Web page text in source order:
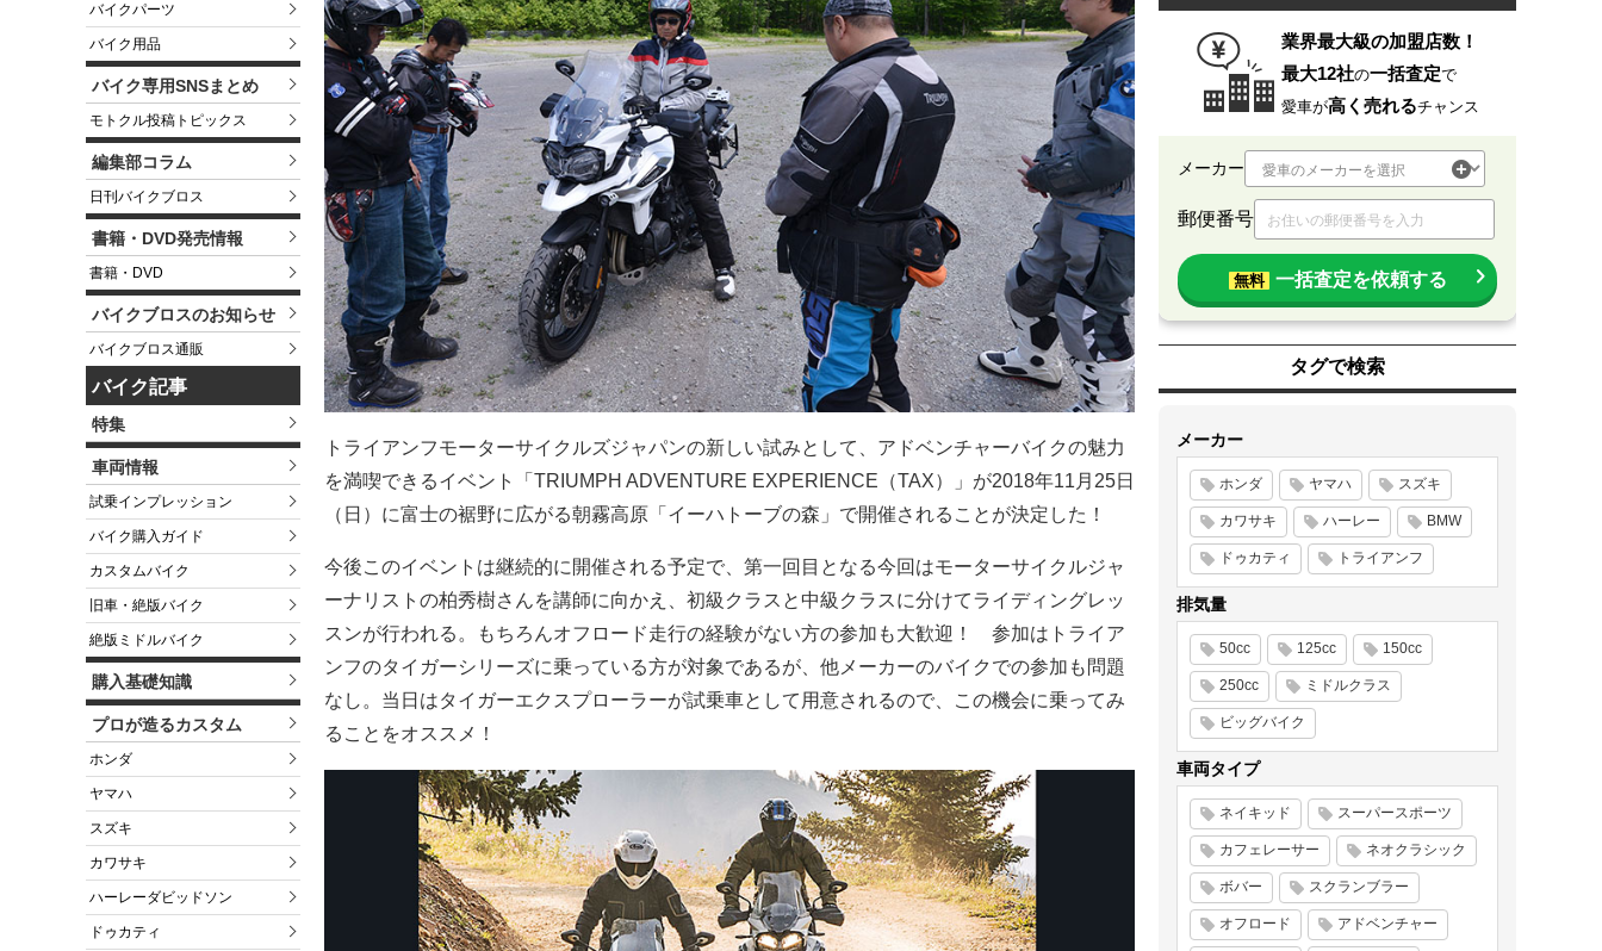
バイクパーツ
バイク用品
バイク専用SNSまとめ
モトクル投稿トピックス
編集部コラム
日刊バイクブロス
書籍・DVD発売情報
書籍・DVD
バイクブロスのお知らせ
バイクブロス通販
バイク記事
特集
車両情報
試乗インプレッション
バイク購入ガイド
カスタムバイク
旧車・絶版バイク
絶版ミドルバイク
購入基礎知識
プロが造るカスタム
ホンダ
ヤマハ
スズキ
カワサキ
ハーレーダビッドソン
ドゥカティ
トライアンフモーターサイクルズジャパンの新しい試みとして、アドベンチャーバイクの魅力
を満喫できるイベント「TRIUMPH ADVENTURE EXPERIENCE（TAX）」が2018年11月25日
（日）に富士の裾野に広がる朝霧高原「イーハトーブの森」で開催されることが決定した！
今後このイベントは継続的に開催される予定で、第一回目となる今回はモーターサイクルジャ
ーナリストの柏秀樹さんを講師に向かえ、初級クラスと中級クラスに分けてライディングレッ
スンが行われる。もちろんオフロード走行の経験がない方の参加も大歓迎！ 参加はトライア
ンフのタイガーシリーズに乗っている方が対象であるが、他メーカーのバイクでの参加も問題
なし。当日はタイガーエクスプローラーが試乗車として用意されるので、この機会に乗ってみ
ることをオススメ！
業界最大級の加盟店数！
最大12社の一括査定で
愛車が高く売れるチャンス
メーカー
郵便番号
無料 一括査定を依頼する
タグで検索
メーカー
ホンダ ヤマハ スズキ
カワサキ ハーレー BMW
ドゥカティ トライアンフ
排気量
50cc 125cc 150cc
250cc ミドルクラス
ビッグバイク
車両タイプ
ネイキッド スーパースポーツ
カフェレーサー ネオクラシック
ボバー スクランブラー
オフロード アドベンチャー